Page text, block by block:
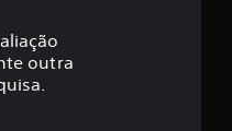
outra